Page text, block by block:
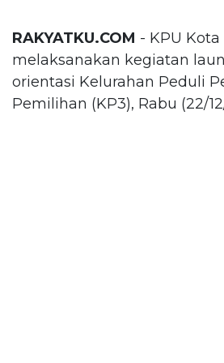
RAKYATKU.COM - KPU
melaksanakan kegiatan
orientasi Kelurahan Peduli
Pemilihan (KP3), Rabu (22/